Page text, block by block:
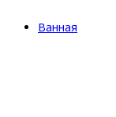
Ванная